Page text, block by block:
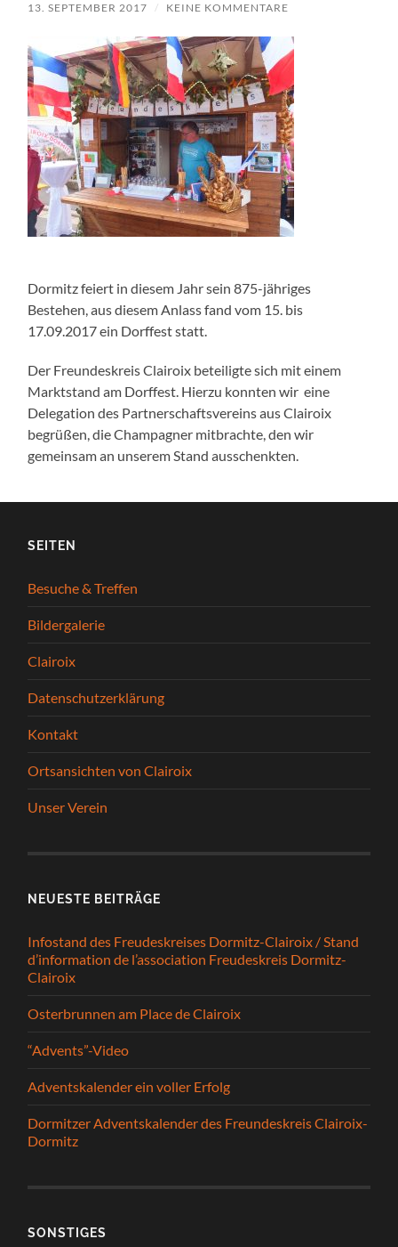
13. SEPTEMBER 2017 / KEINE KOMMENTARE
Dormitz feiert in diesem Jahr sein 875-jähriges
Bestehen, aus diesem Anlass fand vom 15. bis
17.09.2017 ein Dorffest statt.
Der Freundeskreis Clairoix beteiligte sich mit einem
Marktstand am Dorffest. Hierzu konnten wir eine
Delegation des Partnerschaftsvereins aus Clairoix
begrüßen, die Champagner mitbrachte, den wir
gemeinsam an unserem Stand ausschenkten.
SEITEN
Besuche & Treffen
Bildergalerie
Clairoix
Datenschutzerklärung
Kontakt
Ortsansichten von Clairoix
Unser Verein
NEUESTE BEITRÄGE
Infostand des Freudeskreises Dormitz-Clairoix / Stand
d’information de l’association Freudeskreis Dormitz-
Clairoix
Osterbrunnen am Place de Clairoix
“Advents”-Video
Adventskalender ein voller Erfolg
Dormitzer Adventskalender des Freundeskreis Clairoix-
Dormitz
SONSTIGES